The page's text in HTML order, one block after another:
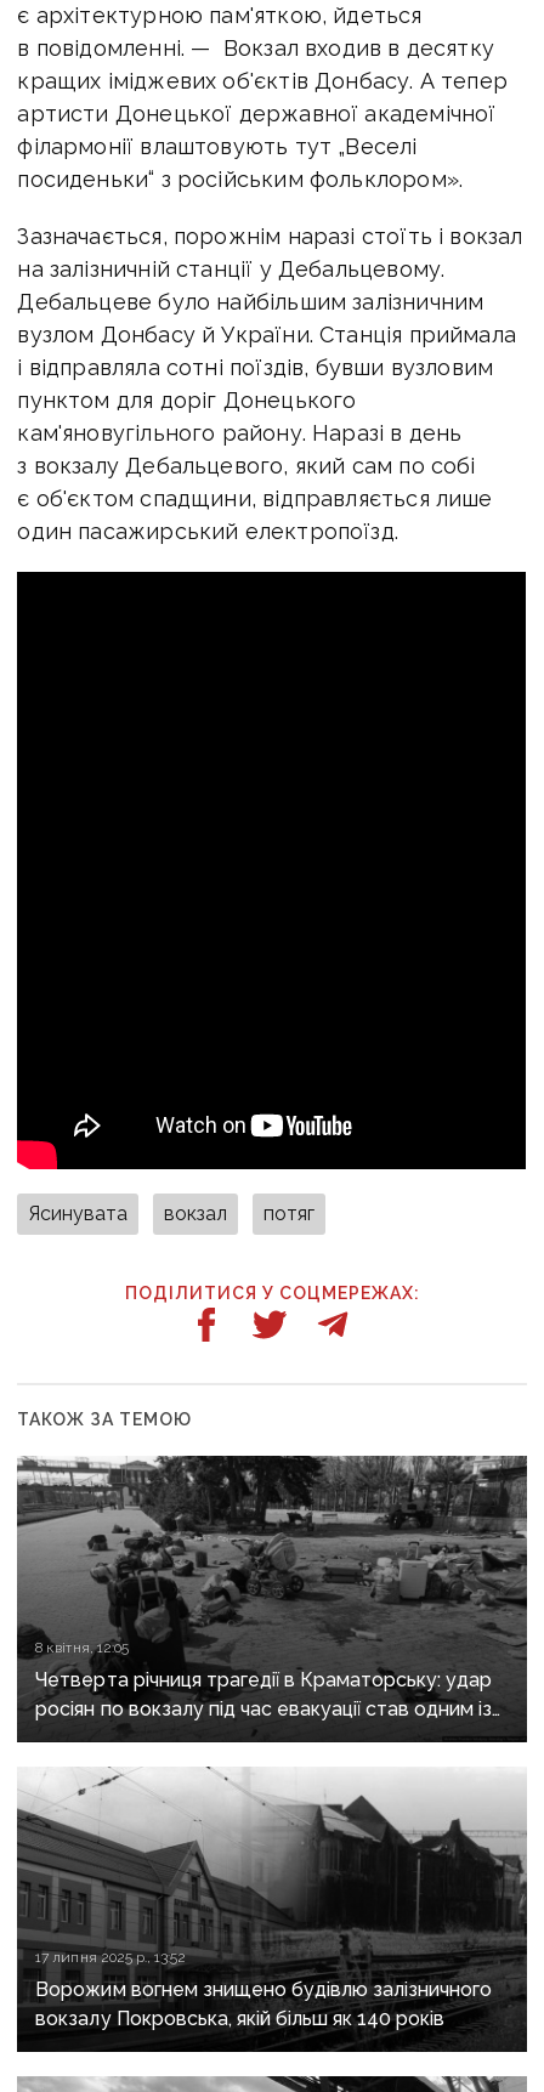
є архітектурною пам'яткою, йдеться
в повідомленні. — Вокзал входив в десятку
кращих іміджевих об'єктів Донбасу. А тепер
артисти Донецької державної академічної
філармонії влаштовують тут „Веселі
посиденьки“ з російським фольклором».
Зазначається, порожнім наразі стоїть і вокзал
на залізничній станції у Дебальцевому.
Дебальцеве було найбільшим залізничним
вузлом Донбасу й України. Станція приймала
і відправляла сотні поїздів, бувши вузловим
пунктом для доріг Донецького
кам'яновугільного району. Наразі в день
з вокзалу Дебальцевого, який сам по собі
є об'єктом спадщини, відправляється лише
один пасажирський електропоїзд.
Ясинувата вокзал потяг
ПОДІЛИТИСЯ У СОЦМЕРЕЖАХ:
ТАКОЖ ЗА ТЕМОЮ
8 квітня, 12:05
Четверта річниця трагедії в Краматорську: удар
росіян по вокзалу під час евакуації став одним із
найкривавіших злочинів війни
17 липня 2025 р., 13:52
Ворожим вогнем знищено будівлю залізничного
вокзалу Покровська, якій більш як 140 років